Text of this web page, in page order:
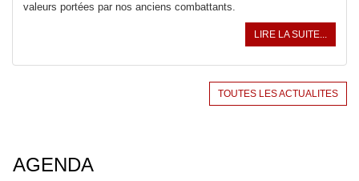
valeurs portées par nos anciens combattants.
LIRE LA SUITE...
TOUTES LES ACTUALITES
AGENDA